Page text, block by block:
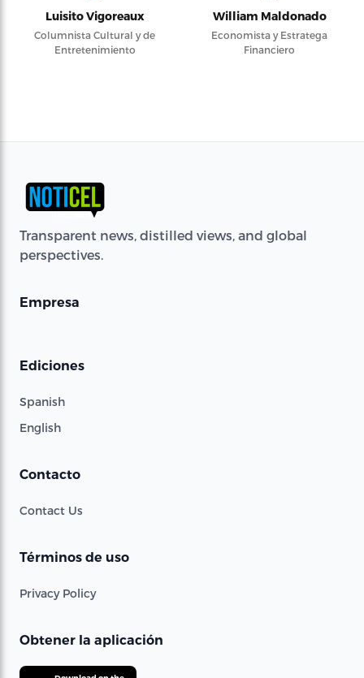
Luisito Vigoreaux
Columnista Cultural y de
Entretenimiento
William Maldonado
Economista y Estratega
Financiero
Transparent news, distilled views, and global
perspectives.
Empresa
Ediciones
Spanish
English
Contacto
Contact Us
Términos de uso
Privacy Policy
Obtener la aplicación